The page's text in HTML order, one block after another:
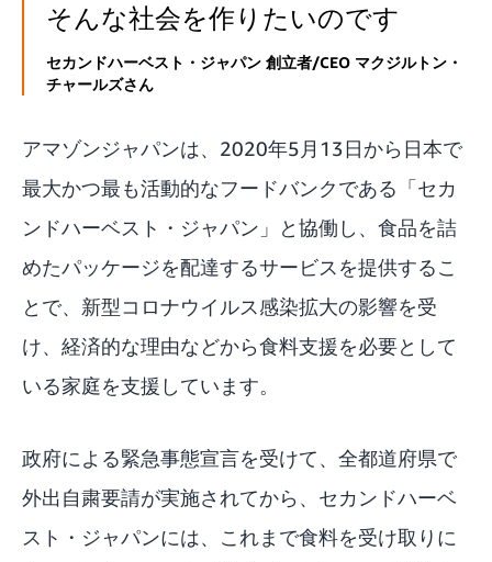
そんな社会を作りたいのです
セカンドハーベスト・ジャパン 創立者/CEO マクジルトン・
チャールズさん
アマゾンジャパンは、2020年5月13日から日本で
最大かつ最も活動的なフードバンクである「セカ
ンドハーベスト・ジャパン」と協働し、食品を詰
めたパッケージを配達するサービスを提供するこ
とで、新型コロナウイルス感染拡大の影響を受
け、経済的な理由などから食料支援を必要として
いる家庭を支援しています。
政府による緊急事態宣言を受けて、全都道府県で
外出自粛要請が実施されてから、セカンドハーベ
スト・ジャパンには、これまで食料を受け取りに